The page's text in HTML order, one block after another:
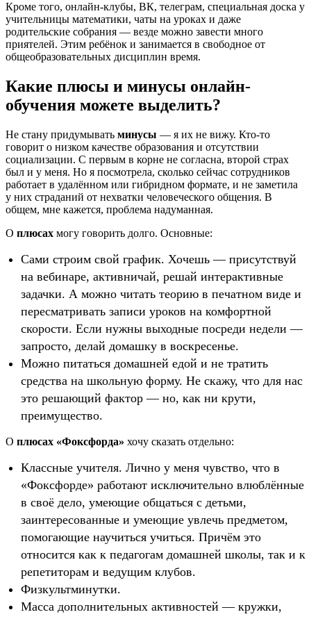
Кроме того, онлайн-клубы, ВК, телеграм, специальная доска у
учительницы математики, чаты на уроках и даже
родительские собрания — везде можно завести много
приятелей. Этим ребёнок и занимается в свободное от
общеобразовательных дисциплин время.
Какие плюсы и минусы онлайн-
обучения можете выделить?
Не стану придумывать минусы — я их не вижу. Кто-то
говорит о низком качестве образования и отсутствии
социализации. С первым в корне не согласна, второй страх
был и у меня. Но я посмотрела, сколько сейчас сотрудников
работает в удалённом или гибридном формате, и не заметила
у них страданий от нехватки человеческого общения. В
общем, мне кажется, проблема надуманная.
О плюсах могу говорить долго. Основные:
Сами строим свой график. Хочешь — присутствуй
на вебинаре, активничай, решай интерактивные
задачки. А можно читать теорию в печатном виде и
пересматривать записи уроков на комфортной
скорости. Если нужны выходные посреди недели —
запросто, делай домашку в воскресенье.
Можно питаться домашней едой и не тратить
средства на школьную форму. Не скажу, что для нас
это решающий фактор — но, как ни крути,
преимущество.
О плюсах «Фоксфорда» хочу сказать отдельно:
Классные учителя. Лично у меня чувство, что в
«Фоксфорде» работают исключительно влюблённые
в своё дело, умеющие общаться с детьми,
заинтересованные и умеющие увлечь предметом,
помогающие научиться учиться. Причём это
относится как к педагогам домашней школы, так и к
репетиторам и ведущим клубов.
Физкультминутки.
Масса дополнительных активностей — кружки,